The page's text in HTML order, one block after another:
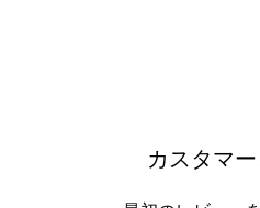
カスタマ